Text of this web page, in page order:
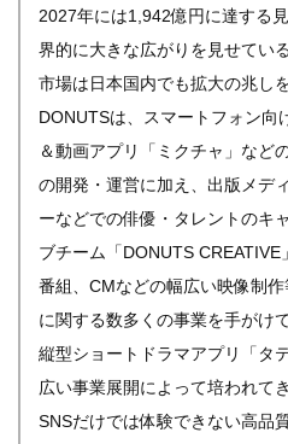
2027年には1,942億円に達する
界的に大きな広がりを見せてい
市場は日本国内でも拡大の兆し
DONUTSは、スマートフォン向
＆動画アプリ「ミクチャ」など
の開発・運営に加え、出版メデ
ーなどでの俳優・タレントのキ
ブチーム「DONUTS
番組、CMなどの幅広い映像制
に関する数多くの事業を手がけ
縦型ショートドラマアプリ「タ
広い事業展開によって培われて
SNSだけでは体験できない高品